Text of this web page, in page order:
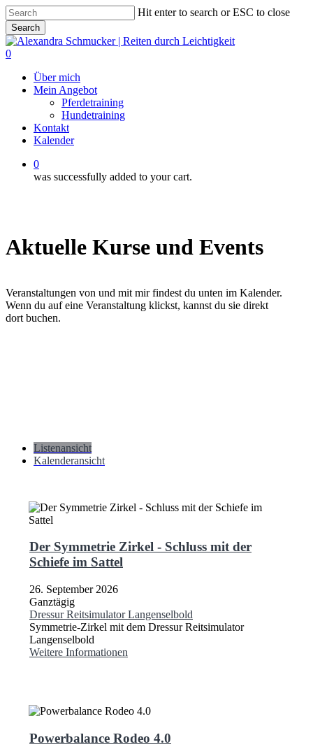
Skip
to
main
content
Hit enter to search or ESC to close
Search
Close
Search
0
Über mich
Mein Angebot
Pferdetraining
Hundetraining
Kontakt
Kalender
0
was successfully added to your cart.
Aktuelle Kurse und Events
Veranstaltungen von und mit mir findest du unten im Kalender.
Wenn du auf eine Veranstaltung klickst, kannst du sie direkt
dort buchen.
Listenansicht
Kalenderansicht
Der Symmetrie Zirkel - Schluss mit der
Schiefe im Sattel
26. September 2026
Ganztägig
Dressur Reitsimulator Langenselbold
Symmetrie-Zirkel mit dem Dressur Reitsimulator
Langenselbold
Weitere Informationen
Powerbalance Rodeo 4.0